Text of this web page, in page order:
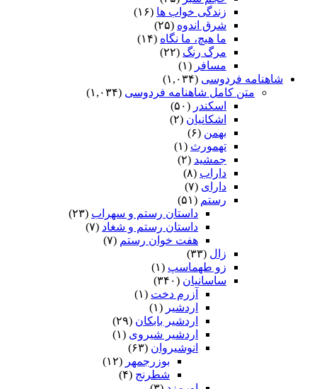
زندگی خواب ها (۱۶)
شرق اندوه (۲۵)
ما هیچ، ما نگاه (۱۴)
مرگ رنگ (۲۲)
مسافر (۱)
شاهنامه فردوسی (۱,۰۳۴)
متن کامل شاهنامه فردوسی (۱,۰۳۴)
اسکندر (۵۰)
اشکانیان (۲)
بهمن (۶)
تهمورث (۱)
جمشید (۲)
داراب (۸)
دارای (۷)
رستم (۵۱)
داستان رستم و سهراب (۲۳)
داستان رستم و شغاد (۷)
هفت خوان رستم‏ (۷)
زال (۳۳)
زو طهماسپ‏ (۱)
ساسانیان (۳۴۰)
آزرم دخت (۱)
اردشیر (۱)
اردشیر بابکان (۲۹)
اردشیر شیروی (۱)
انوشیروان (۶۳)
بوزرجمهر (۱۲)
شطرنج (۴)